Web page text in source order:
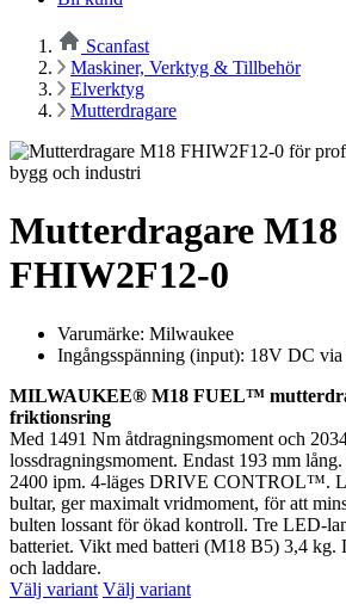
Scanfast
Maskiner, Verktyg & Tillbehör
Elverktyg
Mutterdragare
Mutterdragare M18
FHIW2F12-0
Varumärke: Milwaukee
Ingångsspänning (input): 18V DC
MILWAUKEE® M18 FUEL™
friktionsring
Med 1491 Nm åtdragningsmoment och
lossdragningsmoment. Endast 193 mm
2400 ipm. 4-läges DRIVE CONTROL™.
bultar, ger maximalt vridmoment, för att
bulten lossant för ökad kontroll. Tre LED-
batteriet. Vikt med batteri (M18 B5) 3,4 kg.
och laddare.
Välj variant Välj variant